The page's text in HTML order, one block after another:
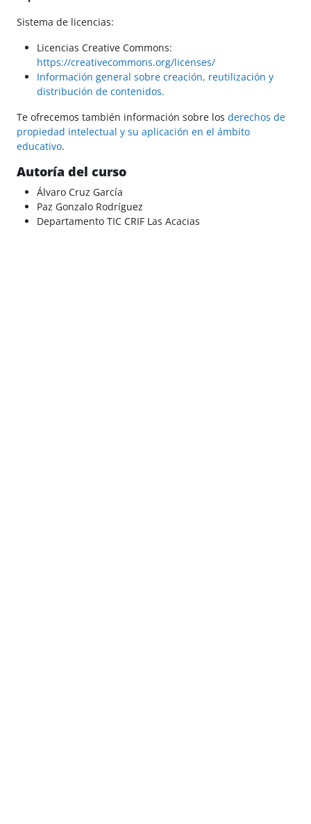
Sistema de licencias:
Licencias Creative Commons:
https://creativecommons.org/licenses/
Información general sobre creación, reutilización y
distribución de contenidos.
Te ofrecemos también información sobre los derechos de
propiedad intelectual y su aplicación en el ámbito
educativo.
Autoría del curso
Álvaro Cruz García
Paz Gonzalo Rodríguez
Departamento TIC CRIF Las Acacias